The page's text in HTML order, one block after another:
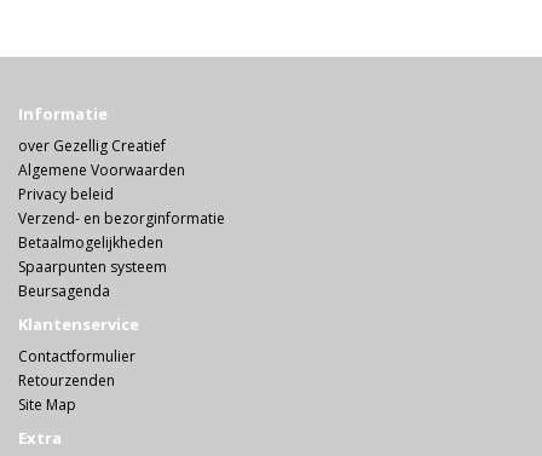
Informatie
over Gezellig Creatief
Algemene Voorwaarden
Privacy beleid
Verzend- en bezorginformatie
Betaalmogelijkheden
Spaarpunten systeem
Beursagenda
Klantenservice
Contactformulier
Retourzenden
Site Map
Extra